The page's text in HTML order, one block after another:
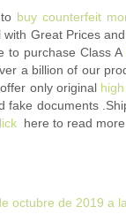
buy counterfeit
Great Prices
to purchase Class A
a billion of our
only original
fake documents
here to read more
octubre de 2019 a